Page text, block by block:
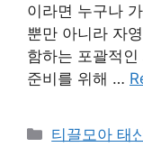
이라면 누구나
뿐만 아니라 자
함하는 포괄적
준비를 위해 …
Categories
티끌모아 태